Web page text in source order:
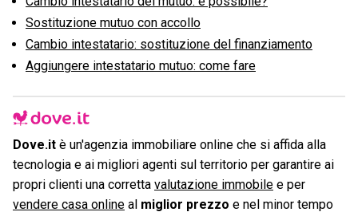
Sostituzione mutuo con accollo
Cambio intestatario: sostituzione del finanziamento
Aggiungere intestatario mutuo: come fare
Dove.it è un'agenzia immobiliare online che si affida alla
tecnologia e ai migliori agenti sul territorio per garantire ai
propri clienti una corretta valutazione immobile e per
vendere casa online al miglior prezzo e nel minor tempo